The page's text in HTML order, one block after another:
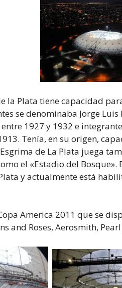
la Plata tiene capacidad
se denominaba Jorge
1927 y 1932 e
Tenía, en su origen,
de La Plata juega
el «Estadio del
y actualmente está
America 2011 que se
and Roses, Aerosmith,